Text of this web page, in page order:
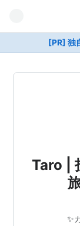
[PR] 独
Taro |
✨